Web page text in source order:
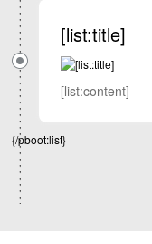
[list:title]
[list:content]
{/pboot:list}